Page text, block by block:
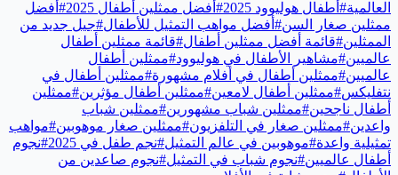
العالمية# أطفال هوليوود 2025 # أفضل ممثلين أطفال 2025 # أفضل
ممثلين صغار السن# أفضل مواهب التمثيل للأطفال#جيل جديد من
الممثلين#قائمة أفضل ممثلين أطفال#قائمة ممثلين أطفال
عالميين#مشاهير الأطفال في هوليوود#ممثلين أطفال
عالميين#ممثلين أطفال في أفلام مشهورة#ممثلين أطفال في
نتفليكس#ممثلين أطفال لامعين#ممثلين أطفال مؤثرين#ممثلين
أطفال ناجحين#ممثلين شباب مشهورين#ممثلين شباب
واعدين#ممثلين صغار في التلفزيون#ممثلين صغار موهوبين#مواهب
تمثيلية واعدة#موهوبين في عالم التمثيل#نجم طفل في 2025 #نجوم
أطفال عالميين#نجوم شباب في التمثيل#نجوم صاعدين من